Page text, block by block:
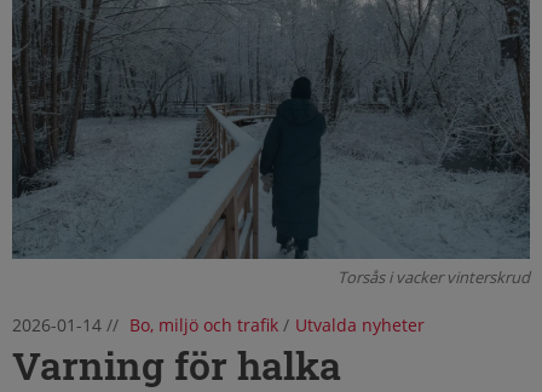
Torsås i vacker vinterskrud
2026-01-14 // Bo, miljö och trafik/ Utvalda nyheter
Varning för halka